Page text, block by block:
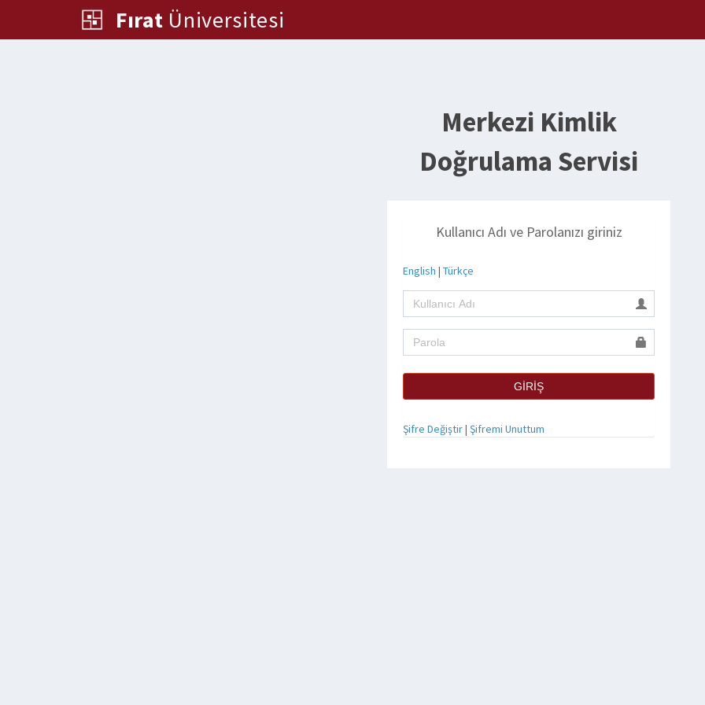
Fırat Üniversitesi
Merkezi Kimlik
Doğrulama Servisi
Kullanıcı Adı ve Parolanızı giriniz
English | Türkçe
Şifre Değiştir| Şifremi Unuttum